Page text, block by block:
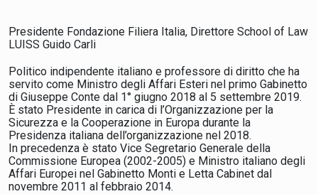
Presidente Fondazione Filiera Italia, Direttore School of Law
LUISS Guido Carli
Politico indipendente italiano e professore di diritto che ha
servito come Ministro degli Affari Esteri nel primo Gabinetto
di Giuseppe Conte dal 1° giugno 2018 al 5 settembre 2019.
È stato Presidente in carica di l’Organizzazione per la
Sicurezza e la Cooperazione in Europa durante la
Presidenza italiana dell’organizzazione nel 2018.
In precedenza è stato Vice Segretario Generale della
Commissione Europea (2002-2005) e Ministro italiano degli
Affari Europei nel Gabinetto Monti e Letta Cabinet dal
novembre 2011 al febbraio 2014.